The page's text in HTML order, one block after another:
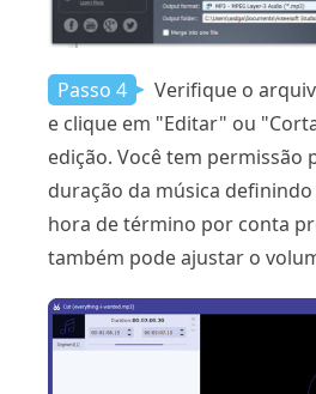
Passo 4
Verifique o
e clique em "Editar" ou
edição. Você tem permissão
duração da música
hora de término por conta
também pode ajustar o